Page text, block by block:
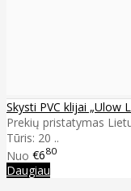
Skysti PVC klijai „Ulow
Prekių pristatymas
Tūris: 20 ..
Nuo €680
Daugiau